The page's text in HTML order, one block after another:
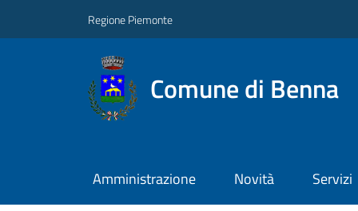
Regione Piemonte
Comune di Benna
Amministrazione Novità Servizi